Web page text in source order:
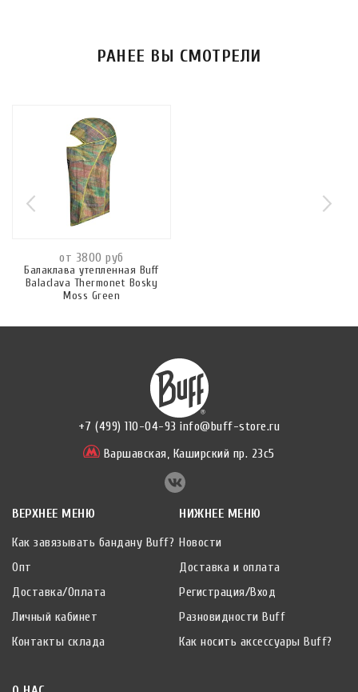
РАНЕЕ ВЫ СМОТРЕЛИ
от 3800 руб
Балаклава утепленная Buff
Balaclava Thermonet Bosky
Moss Green
+7 (499) 110-04-93 info@buff-store.ru
Варшавская, Каширский пр. 23с5
ВЕРХНЕЕ МЕНЮ
Как завязывать бандану Buff?
Опт
Доставка/Оплата
Личный кабинет
Контакты склада
НИЖНЕЕ МЕНЮ
Новости
Доставка и оплата
Регистрация/Вход
Разновидности Buff
Как носить аксессуары Buff?